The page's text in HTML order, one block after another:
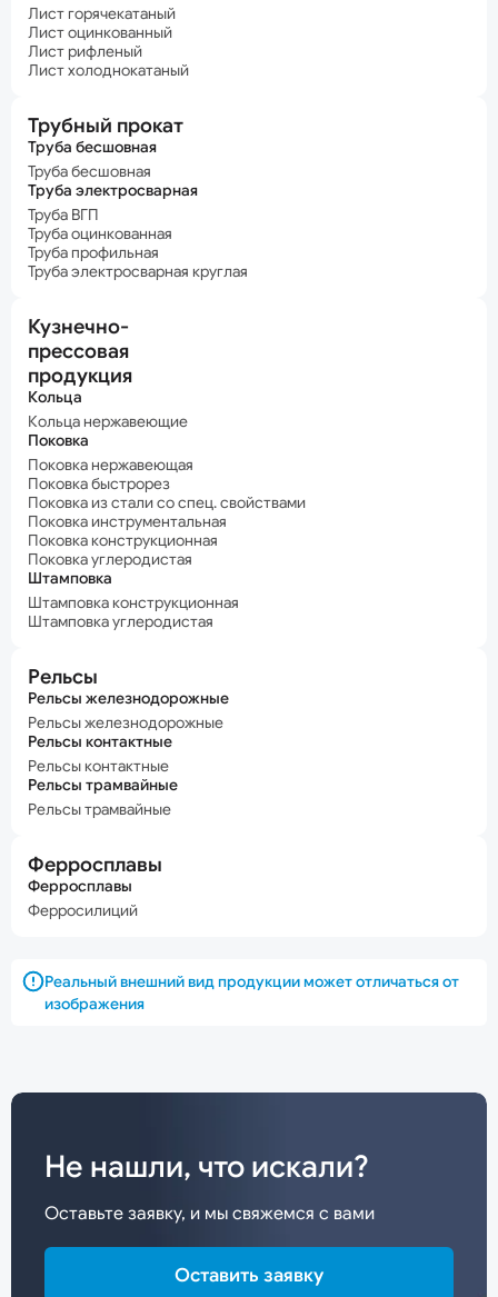
Лист горячекатаный
Лист оцинкованный
Лист рифленый
Лист холоднокатаный
Трубный прокат
Труба бесшовная
Труба бесшовная
Труба электросварная
Труба ВГП
Труба оцинкованная
Труба профильная
Труба электросварная круглая
Кузнечно-
прессовая
продукция
Кольца
Кольца нержавеющие
Поковка
Поковка нержавеющая
Поковка быстрорез
Поковка из стали со спец. свойствами
Поковка инструментальная
Поковка конструкционная
Поковка углеродистая
Штамповка
Штамповка конструкционная
Штамповка углеродистая
Рельсы
Рельсы железнодорожные
Рельсы железнодорожные
Рельсы контактные
Рельсы контактные
Рельсы трамвайные
Рельсы трамвайные
Ферросплавы
Ферросплавы
Ферросилиций
Реальный внешний вид продукции может отличаться от
изображения
Не нашли, что искали?
Оставьте заявку, и мы свяжемся с вами
Оставить заявку